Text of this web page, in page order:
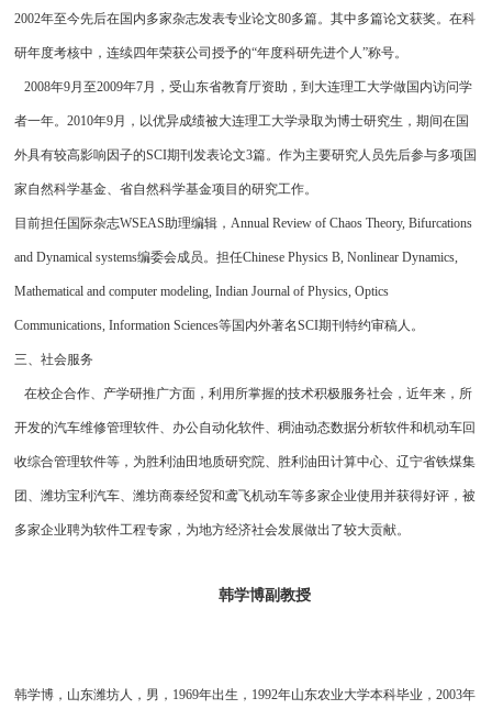
2002年至今先后在国内多家杂志发表专业论文80多篇。其中多篇论文获奖。在科
研年度考核中，连续四年荣获公司授予的“年度科研先进个人”称号。
2008年9月至2009年7月，受山东省教育厅资助，到大连理工大学做国内访问学
者一年。2010年9月，以优异成绩被大连理工大学录取为博士研究生，期间在国
外具有较高影响因子的SCI期刊发表论文3篇。作为主要研究人员先后参与多项国
家自然科学基金、省自然科学基金项目的研究工作。
目前担任国际杂志WSEAS助理编辑，Annual Review of Chaos Theory, Bifurcations
and Dynamical systems编委会成员。担任Chinese Physics B, Nonlinear Dynamics,
Mathematical and computer modeling, Indian Journal of Physics, Optics
Communications, Information Sciences等国内外著名SCI期刊特约审稿人。
三、社会服务
在校企合作、产学研推广方面，利用所掌握的技术积极服务社会，近年来，所
开发的汽车维修管理软件、办公自动化软件、稠油动态数据分析软件和机动车回
收综合管理软件等，为胜利油田地质研究院、胜利油田计算中心、辽宁省铁煤集
团、潍坊宝利汽车、潍坊商泰经贸和鸢飞机动车等多家企业使用并获得好评，被
多家企业聘为软件工程专家，为地方经济社会发展做出了较大贡献。
韩学博副教授
韩学博，山东潍坊人，男，1969年出生，1992年山东农业大学本科毕业，2003年